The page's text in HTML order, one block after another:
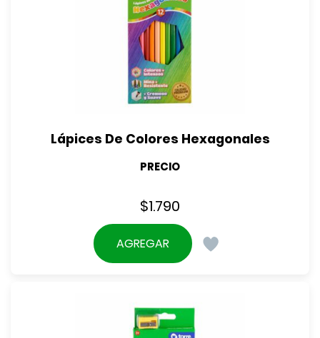
Lápices De Colores Hexagonales
PRECIO
$1.790
AGREGAR